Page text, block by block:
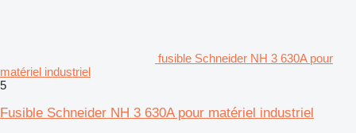
fusible Schneider NH 3 630A pour
matériel industriel
5
Fusible Schneider NH 3 630A pour matériel industriel